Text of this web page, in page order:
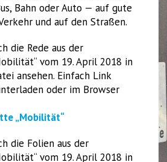
Bahn oder Auto — auf gute
und auf den Straßen.
die Rede aus der
vom 19. April 2018 in
ansehen. Einfach Link
oder im Browser
„Mobilität“
die Folien aus der
vom 19. April 2018 in